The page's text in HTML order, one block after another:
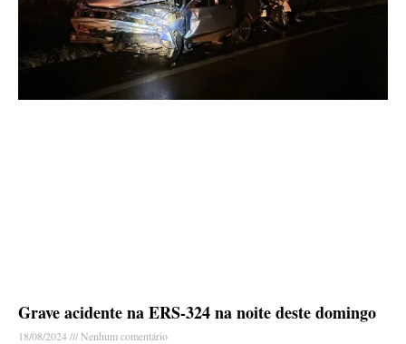
Grave acidente na ERS-324 na noite deste domingo
18/08/2024 Nenhum comentário